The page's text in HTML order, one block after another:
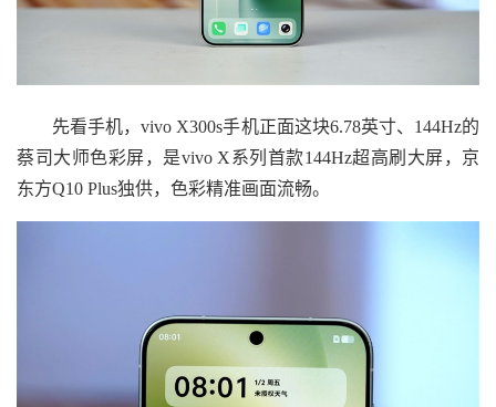
先看手机，vivo X300s手机正面这块6.78英寸、144Hz的
蔡司大师色彩屏，是vivo X系列首款144Hz超高刷大屏，京
东方Q10 Plus独供，色彩精准画面流畅。